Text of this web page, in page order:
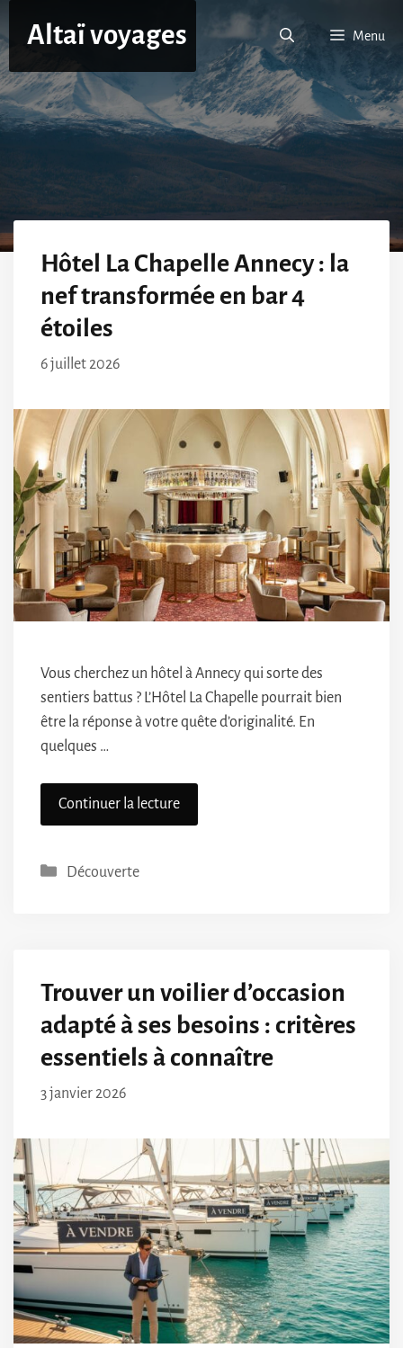
contenu
Altaï voyages Menu
Hôtel La Chapelle Annecy : la
nef transformée en bar 4
étoiles
6 juillet 2026
Vous cherchez un hôtel à Annecy qui sorte des
sentiers battus ? L’Hôtel La Chapelle pourrait bien
être la réponse à votre quête d’originalité. En
quelques …
Continuer la lecture
Catégories
Découverte
Trouver un voilier d’occasion
adapté à ses besoins : critères
essentiels à connaître
3 janvier 2026